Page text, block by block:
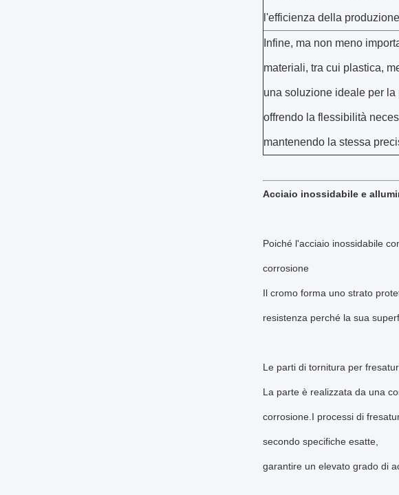
l'efficienza della
Infine, ma non meno
materiali, tra cui plastica,
una soluzione ideale per
offrendo la flessibilità
mantenendo la stessa
Acciaio inossidabile e
Poiché l'acciaio inossidabile
corrosione
Il cromo forma uno strato
resistenza perché la sua
Le parti di tornitura per
La parte è realizzata da una
corrosione.I processi di
secondo specifiche esatte,
garantire un elevato grado di